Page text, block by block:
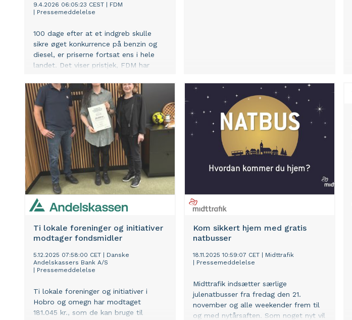
9.4.2026 06:05:23 CEST
FDM
Pressemeddelelse
100 dage efter at et indgreb skulle
sikre øget konkurrence på benzin og
diesel, er priserne fortsat ens i hele
landet. Det viser pristjek, FDM har
Danmark. Myndighederne bør
undersøge brændstofmarkedet nøje,
mener FDM.
Ti lokale foreninger og initiativer
modtager fondsmidler
5.12.2025 07:58:00 CET
Danske
Andelskassers Bank A/S
Pressemeddelelse
Ti lokale foreninger og initiativer i
Hobro og omegn har modtaget
181.045 kr., som de kan bruge til
Kom sikkert hjem med gratis
natbusser
18.11.2025 10:59:07 CET
Midttrafik
Pressemeddelelse
Midttrafik indsætter særlige
julenatbusser fra fredag den 21.
november og alle weekender frem til
og med nytårsaften. Som noget nyt vil